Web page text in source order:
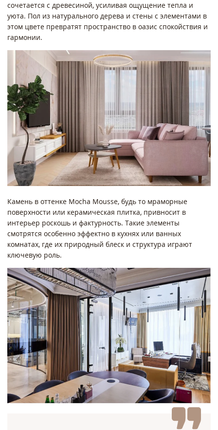
сочетается с древесиной, усиливая ощущение тепла и
уюта. Пол из натурального дерева и стены с элементами в
этом цвете превратят пространство в оазис спокойствия и
гармонии.
Камень в оттенке Mocha Mousse, будь то мраморные
поверхности или керамическая плитка, привносит в
интерьер роскошь и фактурность. Такие элементы
смотрятся особенно эффектно в кухнях или ванных
комнатах, где их природный блеск и структура играют
ключевую роль.